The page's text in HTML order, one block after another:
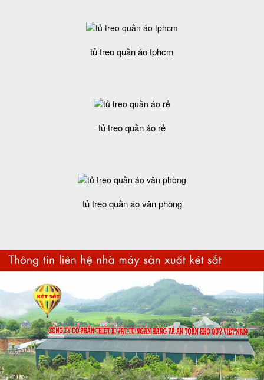
tủ treo quần áo tphcm
tủ treo quần áo rẻ
tủ treo quần áo văn phòng